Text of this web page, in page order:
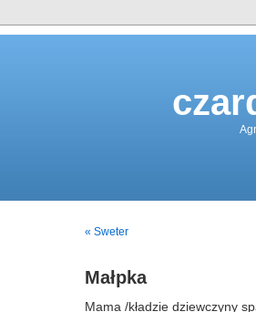
« Sweter
Małpka
Mama /kładzie dziewczyny